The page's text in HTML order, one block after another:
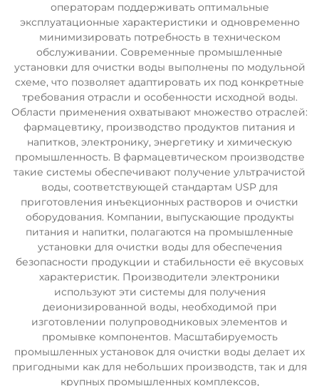
операторам поддерживать оптимальные
эксплуатационные характеристики и одновременно
минимизировать потребность в техническом
обслуживании. Современные промышленные
установки для очистки воды выполнены по модульной
схеме, что позволяет адаптировать их под конкретные
требования отрасли и особенности исходной воды.
Области применения охватывают множество отраслей:
фармацевтику, производство продуктов питания и
напитков, электронику, энергетику и химическую
промышленность. В фармацевтическом производстве
такие системы обеспечивают получение ультрачистой
воды, соответствующей стандартам USP для
приготовления инъекционных растворов и очистки
оборудования. Компании, выпускающие продукты
питания и напитки, полагаются на промышленные
установки для очистки воды для обеспечения
безопасности продукции и стабильности её вкусовых
характеристик. Производители электроники
используют эти системы для получения
деионизированной воды, необходимой при
изготовлении полупроводниковых элементов и
промывке компонентов. Масштабируемость
промышленных установок для очистки воды делает их
пригодными как для небольших производств, так и для
крупных промышленных комплексов,